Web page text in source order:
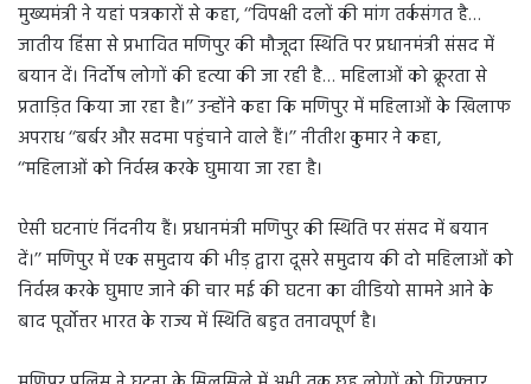
मुख्यमंत्री ने यहां पत्रकारों से कहा, ‘‘विपक्षी दलों की मांग तर्कसंगत है…
जातीय हिंसा से प्रभावित मणिपुर की मौजूदा स्थिति पर प्रधानमंत्री संसद में
बयान दें। निर्दोष लोगों की हत्या की जा रही है… महिलाओं को क्रूरता से
प्रताड़ित किया जा रहा है।’’ उन्होंने कहा कि मणिपुर में महिलाओं के खिलाफ
अपराध ‘‘बर्बर और सदमा पहुंचाने वाले हैं।’’ नीतीश कुमार ने कहा,
‘‘महिलाओं को निर्वस्त्र करके घुमाया जा रहा है।
ऐसी घटनाएं निंदनीय हैं। प्रधानमंत्री मणिपुर की स्थिति पर संसद में बयान
दें।’’ मणिपुर में एक समुदाय की भीड़ द्वारा दूसरे समुदाय की दो महिलाओं को
निर्वस्त्र करके घुमाए जाने की चार मई की घटना का वीडियो सामने आने के
बाद पूर्वोत्तर भारत के राज्य में स्थिति बहुत तनावपूर्ण है।